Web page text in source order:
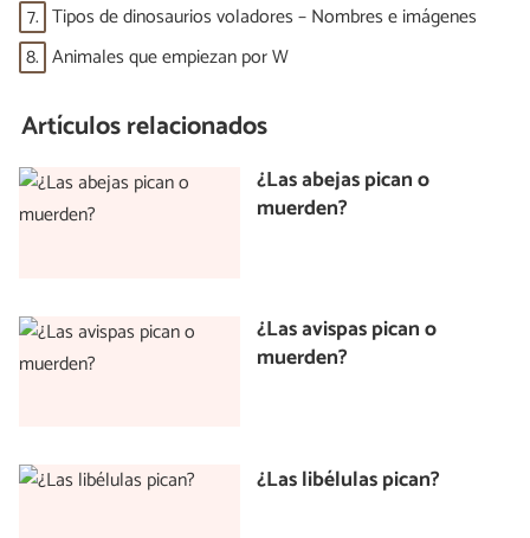
7. Tipos de dinosaurios voladores – Nombres e imágenes
8. Animales que empiezan por W
Artículos relacionados
¿Las abejas pican o
muerden?
¿Las avispas pican o
muerden?
¿Las libélulas pican?